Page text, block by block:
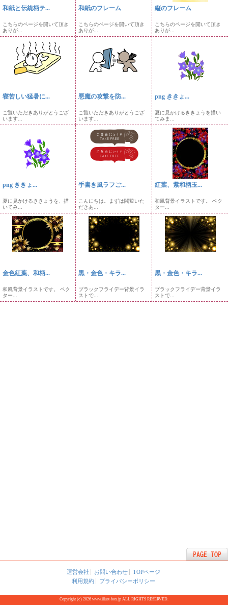
和紙と伝統柄テ...
こちらのページを開いて頂き
ありが...
和紙のフレーム
こちらのページを開いて頂き
ありが...
縦のフレーム
こちらのページを開いて頂き
ありが...
寝苦しい猛暑に...
ご覧いただきありがとうござ
います...
悪魔の攻撃を防...
ご覧いただきありがとうござ
います...
png ききょ...
夏に見かけるききょうを描い
てみま...
png ききょ...
夏に見かけるききょうを、描
いてみ...
手書き風ラフご...
こんにちは。まずは閲覧いた
だきあ...
紅葉、紫和柄玉...
和風背景イラストです。 ベク
ター...
金色紅葉、和柄...
和風背景イラストです。 ベク
ター...
黒・金色・キラ...
ブラックフライデー背景イラ
ストで...
黒・金色・キラ...
ブラックフライデー背景イラ
ストで...
運営会社 お問い合わせ
TOPページ
利用規約
プライバシーポリシー
Copyright (c) 2026 www.illust-box.jp ALL RIGHTS RESERVED.